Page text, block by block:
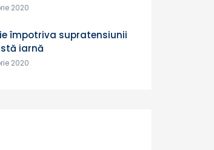
2020
împotriva supratensiunii
iarnă
2020